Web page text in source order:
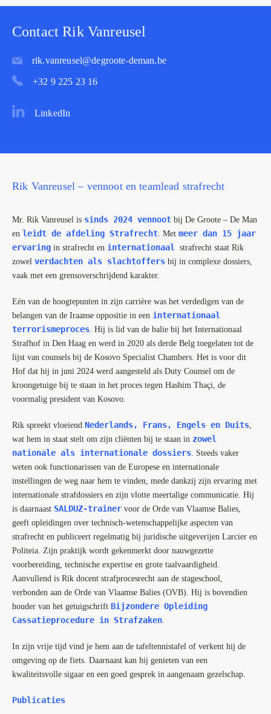
Contact Rik Vanreusel
rik.vanreusel@degroote-deman.be
+32 9 225 23 16
LinkedIn
Rik Vanreusel – vennoot en teamlead strafrecht
Mr. Rik Vanreusel is sinds 2024 vennoot bij De Groote – De Man
en leidt de afdeling Strafrecht. Met meer dan 15 jaar
ervaring in strafrecht en internationaal strafrecht staat Rik
zowel verdachten als slachtoffers bij in complexe dossiers,
vaak met een grensoverschrijdend karakter.
Eén van de hoogtepunten in zijn carrière was het verdedigen van de
belangen van de Iraanse oppositie in een internationaal
terrorismeproces. Hij is lid van de balie bij het Internationaal
Strafhof in Den Haag en werd in 2020 als derde Belg toegelaten tot de
lijst van counsels bij de Kosovo Specialist Chambers. Het is voor dit
Hof dat hij in juni 2024 werd aangesteld als Duty Counsel om de
kroongetuige bij te staan in het proces tegen Hashim Thaçi, de
voormalig president van Kosovo.
Rik spreekt vloeiend Nederlands, Frans, Engels en Duits,
wat hem in staat stelt om zijn cliënten bij te staan in zowel
nationale als internationale dossiers. Steeds vaker
weten ook functionarissen van de Europese en internationale
instellingen de weg naar hem te vinden, mede dankzij zijn ervaring met
internationale strafdossiers en zijn vlotte meertalige communicatie. Hij
is daarnaast SALDUZ-trainer voor de Orde van Vlaamse Balies,
geeft opleidingen over technisch-wetenschappelijke aspecten van
strafrecht en publiceert regelmatig bij juridische uitgeverijen Larcier en
Politeia. Zijn praktijk wordt gekenmerkt door nauwgezette
voorbereiding, technische expertise en grote taalvaardigheid.
Aanvullend is Rik docent strafprocesrecht aan de stageschool,
verbonden aan de Orde van Vlaamse Balies (OVB). Hij is bovendien
houder van het getuigschrift Bijzondere Opleiding
Cassatieprocedure in Strafzaken.
In zijn vrije tijd vind je hem aan de tafeltennistafel of verkent hij de
omgeving op de fiets. Daarnaast kan hij genieten van een
kwaliteitsvolle sigaar en een goed gesprek in aangenaam gezelschap.
Publicaties